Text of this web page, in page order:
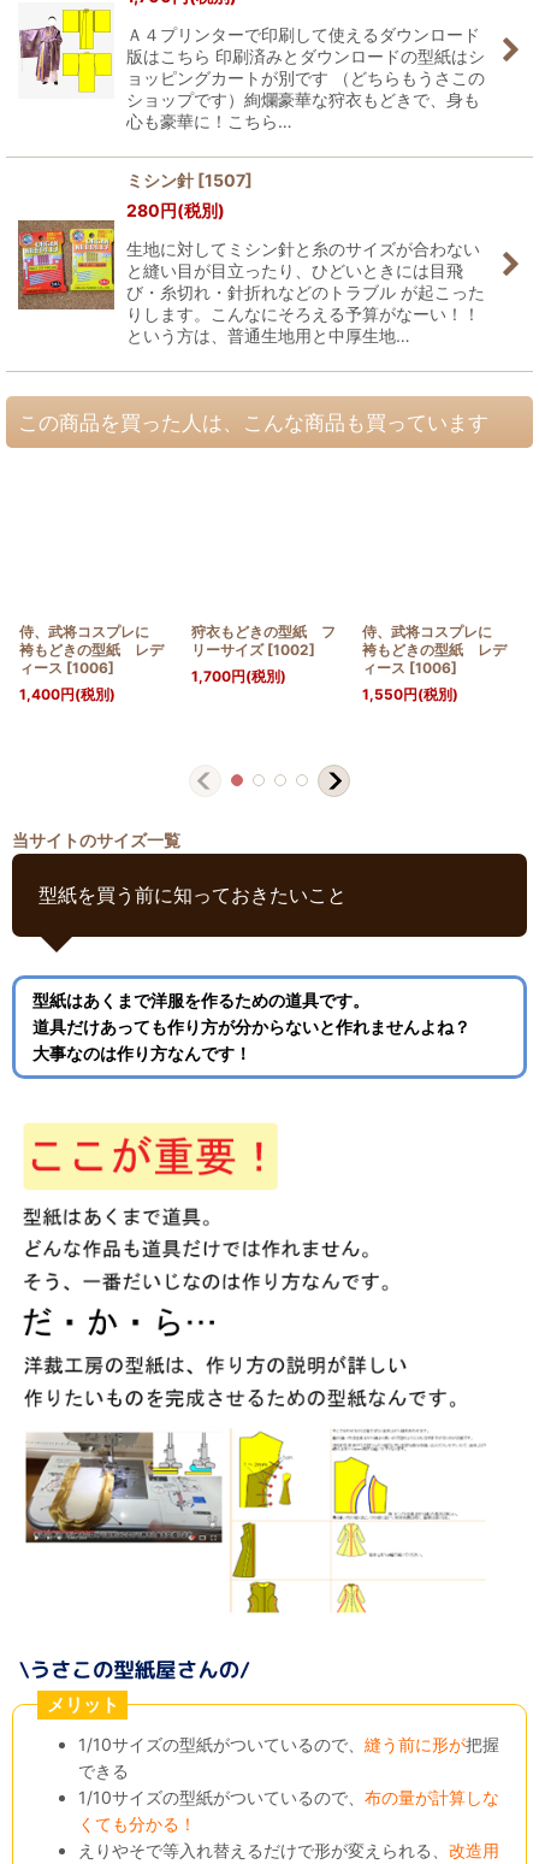
Ａ４プリンターで印刷して使えるダウンロード
版はこちら 印刷済みとダウンロードの型紙はシ
ョッピングカートが別です （どちらもうさこの
ショップです）絢爛豪華な狩衣もどきで、身も
心も豪華に！こちら…
ミシン針 [1507]
280円(税別)
生地に対してミシン針と糸のサイズが合わない
と縫い目が目立ったり、ひどいときには目飛
び・糸切れ・針折れなどのトラブル が起こった
りします。こんなにそろえる予算がなーい！！
という方は、普通生地用と中厚生地…
この商品を買った人は、こんな商品も買っています
侍、武将コスプレに
袴もどきの型紙 レデ
ィース [1006]
1,400円(税別)
狩衣もどきの型紙 フ
リーサイズ [1002]
1,700円(税別)
侍、武将コスプレに
袴もどきの型紙 レデ
ィース [1006]
1,550円(税別)
当サイトのサイズ一覧
型紙を買う前に知っておきたいこと
型紙はあくまで洋服を作るための道具です。
道具だけあっても作り方が分からないと作れませんよね？
大事なのは作り方なんです！
メリット
1/10サイズの型紙がついているので、縫う前に形が把握
できる
1/10サイズの型紙がついているので、布の量が計算しな
くても分かる！
えりやそで等入れ替えるだけで形が変えられる、改造用